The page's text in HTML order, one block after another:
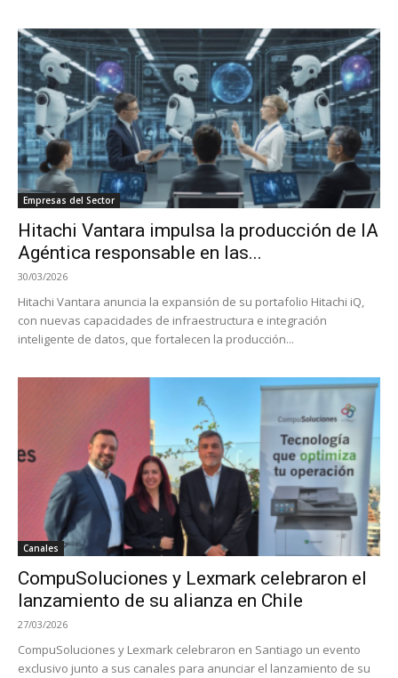
Empresas del Sector
Hitachi Vantara impulsa la producción de IA
Agéntica responsable en las...
30/03/2026
Hitachi Vantara anuncia la expansión de su portafolio Hitachi iQ,
con nuevas capacidades de infraestructura e integración
inteligente de datos, que fortalecen la producción...
Canales
CompuSoluciones y Lexmark celebraron el
lanzamiento de su alianza en Chile
27/03/2026
CompuSoluciones y Lexmark celebraron en Santiago un evento
exclusivo junto a sus canales para anunciar el lanzamiento de su